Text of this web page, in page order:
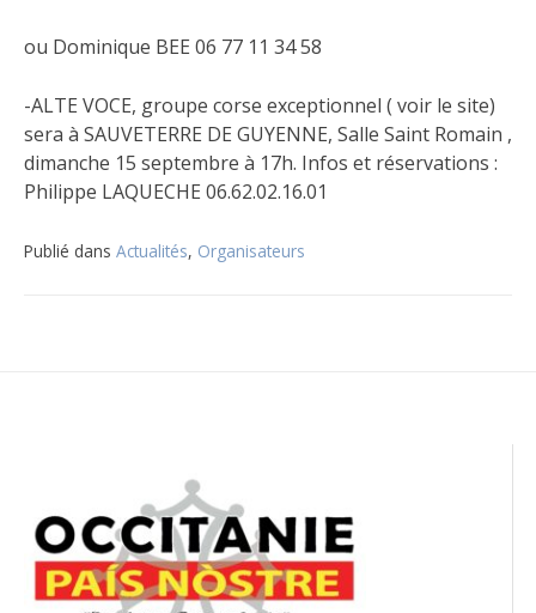
ou Dominique BEE 06 77 11 34 58
-ALTE VOCE, groupe corse exceptionnel ( voir le site)
sera à SAUVETERRE DE GUYENNE, Salle Saint Romain ,
dimanche 15 septembre à 17h. Infos et réservations :
Philippe LAQUECHE 06.62.02.16.01
Publié dans Actualités, Organisateurs